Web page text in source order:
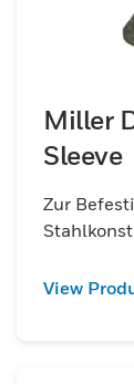
Miller
Sleeve
Zur
View